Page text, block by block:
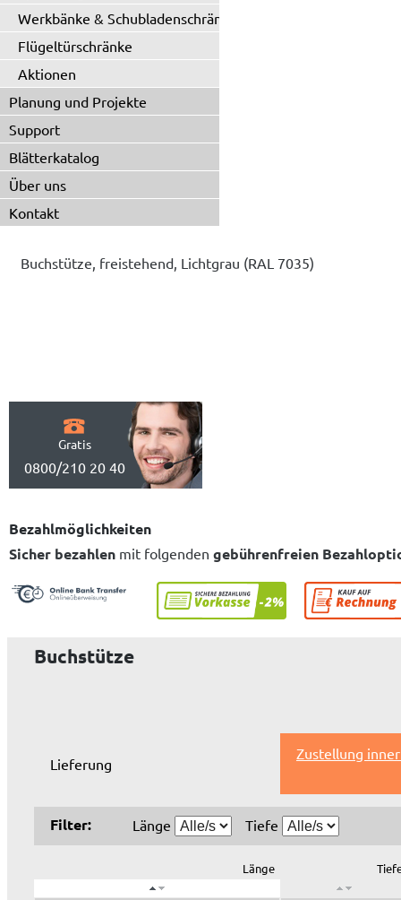
Werkbänke & Schubladenschränke
Flügeltürschränke
Aktionen
Planung und Projekte
Support
Blätterkatalog
Über uns
Kontakt
Buchstütze, freistehend, Lichtgrau (RAL 7035)
Gratis
0800/210 20 40
Bezahlmöglichkeiten
Sicher bezahlen mit folgenden gebührenfreien
Buchstütze
Lieferung
Zustellung
Filter: Länge Tiefe
Länge